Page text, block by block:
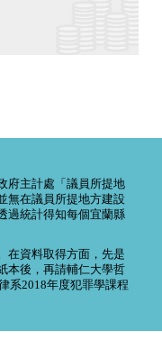
府主計處「議員所提地
無在議員所提地方建設
過統計得知每個宜蘭縣
在資料取得方面，先是
本後，再請輔仁大學哲
系2018年度犯罪學課程